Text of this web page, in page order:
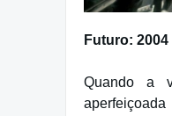
Futuro: 2004
Quando a